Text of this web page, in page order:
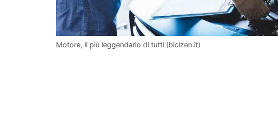
Motore, il più leggendario di tutti (bicizen.it)